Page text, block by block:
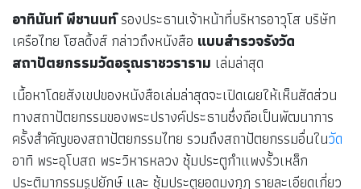
อาทินันท์ พีชานนท์รองประธานเจ้าหน้าที่บริหารอาวุโส บริษัท
เครือไทย โฮลดิ้งส์ กล่าวถึงหนังสือ แบบสำรวจรังวัด
สถาปัตยกรรมวัดอรุณราชวราราม เล่มล่าสุด
เนื้อหาโดยสังเขปของหนังสือเล่มล่าสุดจะเปิดเผยให้เห็นสัดส่วน
ทางสถาปัตยกรรมของพระปรางค์ประธานซึ่งถือเป็นพัฒนาการ
ครั้งสำคัญของสถาปัตยกรรมไทย รวมถึงสถาปัตยกรรมอื่นในวัด
อาทิ พระอุโบสถ พระวิหารหลวง ซุ้มประตูกำแพงรั้วเหล็ก
ประติมากรรมรูปยักษ์ และ ซุ้มประตูยอดมงกุฎ รายละเอียดเกี่ยว